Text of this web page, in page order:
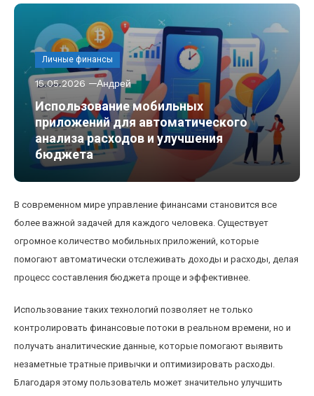
Личные финансы
15.05.2026 Андрей
Использование мобильных
приложений для автоматического
анализа расходов и улучшения
бюджета
В современном мире управление финансами становится все
более важной задачей для каждого человека. Существует
огромное количество мобильных приложений, которые
помогают автоматически отслеживать доходы и расходы, делая
процесс составления бюджета проще и эффективнее.
Использование таких технологий позволяет не только
контролировать финансовые потоки в реальном времени, но и
получать аналитические данные, которые помогают выявить
незаметные тратные привычки и оптимизировать расходы.
Благодаря этому пользователь может значительно улучшить